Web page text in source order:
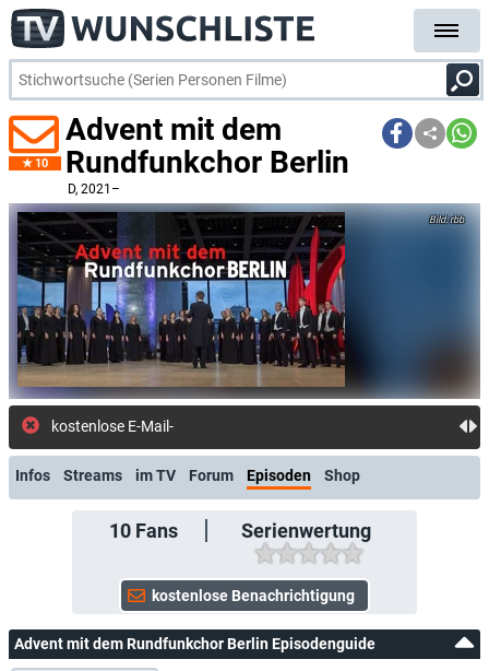
10
Advent mit dem
Rundfunkchor Berlin
D, 2021–
rbb
kostenlose E-Mail-Benachrich
Infos Streams im TV Forum Episoden Shop
10Fans Serienwertung
Advent mit dem Rundfunkchor Berlin Episodenguide